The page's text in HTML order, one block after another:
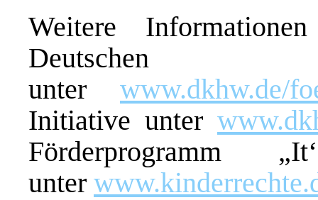
Weitere
Deutschen
unter www.dkhw.de/
Initiative unter
Förderprogramm
unter